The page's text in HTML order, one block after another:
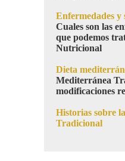
Enfermedades y
Cuales son las
que podemos
Nutricional
Dieta
Mediterránea
modificaciones
Historias sobre
Tradicional